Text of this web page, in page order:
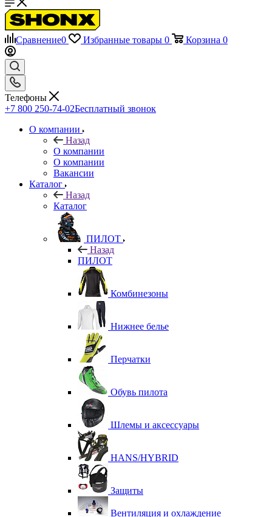
Сравнение0 Избранные товары 0 Корзина 0
Телефоны
+7 800 250-74-02Бесплатный звонок
О компании
Назад
О компании
О компании
Вакансии
Каталог
Назад
Каталог
ПИЛОТ
Назад
ПИЛОТ
Комбинезоны
Нижнее белье
Перчатки
Обувь пилота
Шлемы и аксессуары
HANS/HYBRID
Защиты
Вентиляция и охлаждение